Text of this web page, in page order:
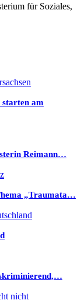
für Soziales,
starten am
Reimann…
„Traumata…